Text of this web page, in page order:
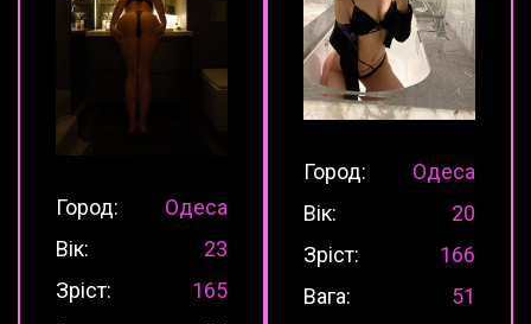
Город:
Одеса
Вік:
23
Зріст:
165
Город:
Одеса
Вік:
20
Зріст:
166
Вага:
51